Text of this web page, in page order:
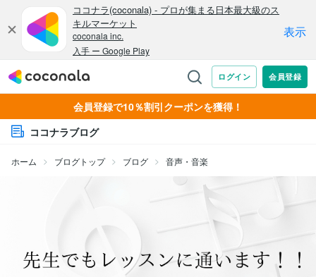
会員登録で10％割引クーポンを獲得！
ココナラブログ
ホーム ブログトップ ブログ 音声・音楽